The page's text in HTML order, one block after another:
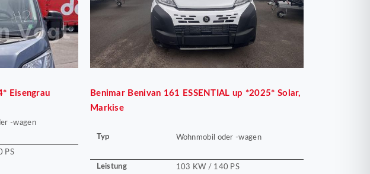
Eisengrau
-wagen
PS
Benimar Benivan 161 ESSENTIAL up *2025* Solar,
Markise
Typ Wohnmobil oder -wagen
Leistung 103 KW / 140 PS